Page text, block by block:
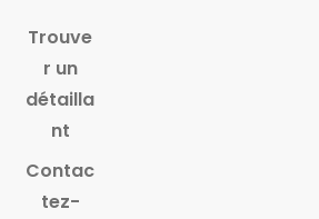
Trouve
r un
détailla
nt
Contac
tez-